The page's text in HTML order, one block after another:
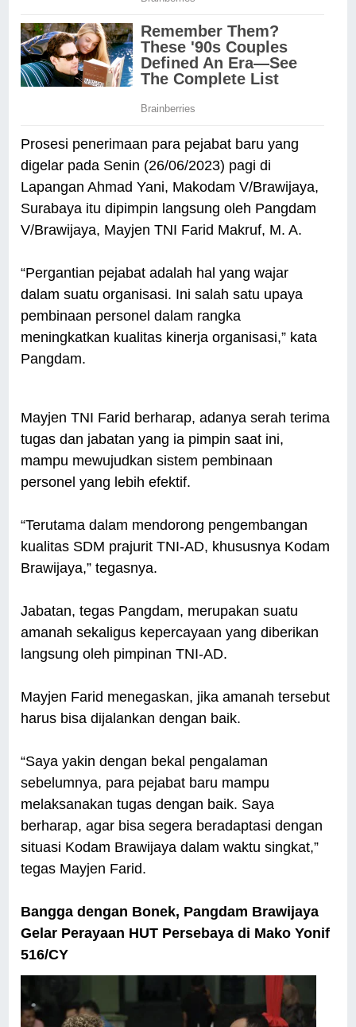
Prosesi penerimaan para pejabat baru yang
digelar pada Senin (26/06/2023) pagi di
Lapangan Ahmad Yani, Makodam V/Brawijaya,
Surabaya itu dipimpin langsung oleh Pangdam
V/Brawijaya, Mayjen TNI Farid Makruf, M. A.
“Pergantian pejabat adalah hal yang wajar
dalam suatu organisasi. Ini salah satu upaya
pembinaan personel dalam rangka
meningkatkan kualitas kinerja organisasi,” kata
Pangdam.
Mayjen TNI Farid berharap, adanya serah terima
tugas dan jabatan yang ia pimpin saat ini,
mampu mewujudkan sistem pembinaan
personel yang lebih efektif.
“Terutama dalam mendorong pengembangan
kualitas SDM prajurit TNI-AD, khususnya Kodam
Brawijaya,” tegasnya.
Jabatan, tegas Pangdam, merupakan suatu
amanah sekaligus kepercayaan yang diberikan
langsung oleh pimpinan TNI-AD.
Mayjen Farid menegaskan, jika amanah tersebut
harus bisa dijalankan dengan baik.
“Saya yakin dengan bekal pengalaman
sebelumnya, para pejabat baru mampu
melaksanakan tugas dengan baik. Saya
berharap, agar bisa segera beradaptasi dengan
situasi Kodam Brawijaya dalam waktu singkat,”
tegas Mayjen Farid.
Bangga dengan Bonek, Pangdam Brawijaya
Gelar Perayaan HUT Persebaya di Mako Yonif
516/CY